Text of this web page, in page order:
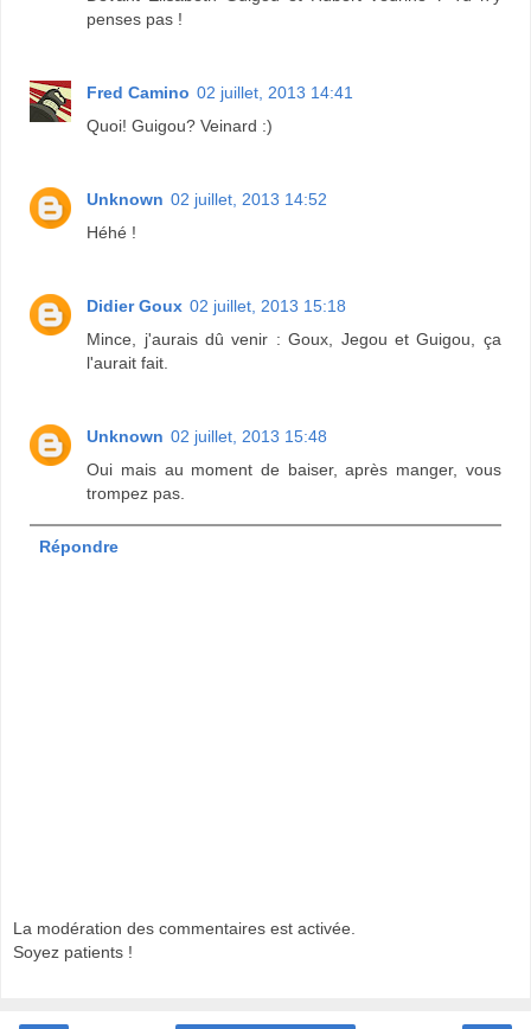
penses pas !
Fred Camino 02 juillet, 2013 14:41
Quoi! Guigou? Veinard :)
Unknown 02 juillet, 2013 14:52
Héhé !
Didier Goux 02 juillet, 2013 15:18
Mince, j'aurais dû venir : Goux, Jegou et Guigou, ça
l'aurait fait.
Unknown 02 juillet, 2013 15:48
Oui mais au moment de baiser, après manger, vous
trompez pas.
Répondre
La modération des commentaires est activée.
Soyez patients !